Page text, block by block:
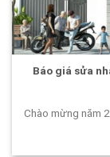
Báo giá sửa
Chào mừng năm